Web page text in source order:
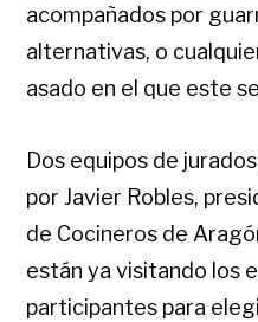
acompañados por
alternativas, o
asado en el que este
Dos equipos de
por Javier Robles,
de Cocineros de
están ya visitando los
participantes para